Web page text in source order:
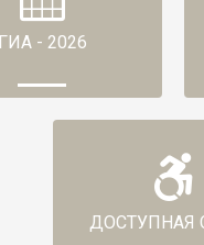
ГИА - 2026
ДОСТУПНАЯ